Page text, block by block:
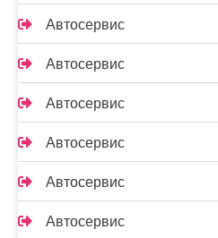
Автосервис
Автосервис
Автосервис
Автосервис
Автосервис
Автосервис